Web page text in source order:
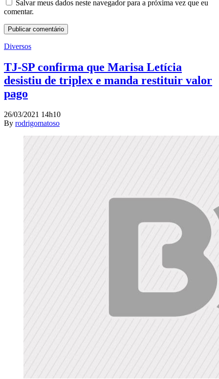
Salvar meus dados neste navegador para a próxima vez que eu
comentar.
Diversos
TJ-SP confirma que Marisa Letícia
desistiu de triplex e manda restituir valor
pago
26/03/2021 14h10
By rodrigomatoso